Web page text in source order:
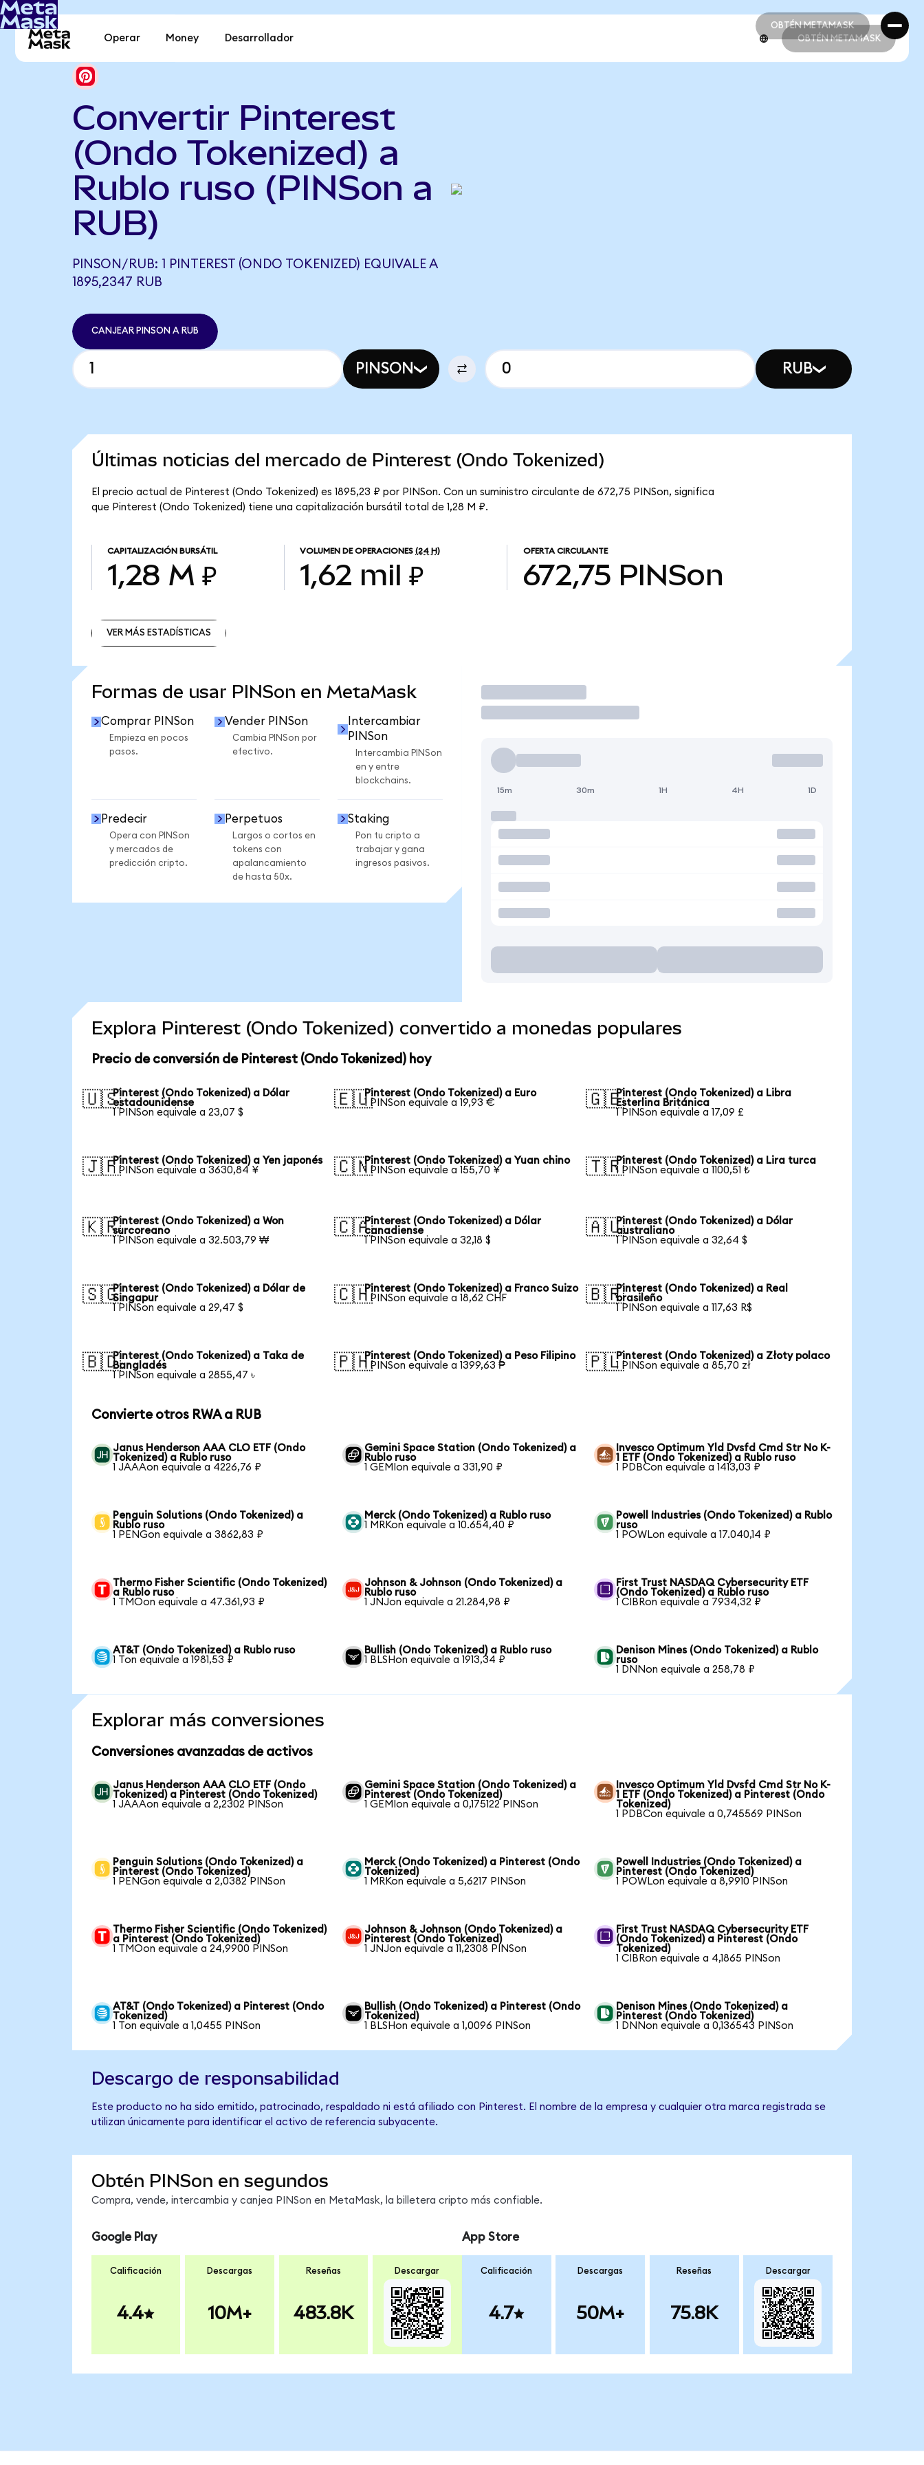
OBTÉN METAMASK
OBTÉN METAMASK
Operar Money Desarrollador OBTÉN METAMASK
Convertir Pinterest
(Ondo Tokenized) a
Rublo ruso (PINSon a
RUB)
PINSON/RUB: 1 PINTEREST (ONDO TOKENIZED) EQUIVALE A
1895,2347 RUB
CANJEAR PINSON A RUB
PINSON RUB
Últimas noticias del mercado de Pinterest (Ondo Tokenized)
El precio actual de Pinterest (Ondo Tokenized) es 1895,23 ₽ por PINSon. Con un suministro circulante de 672,75 PINSon, significa
que Pinterest (Ondo Tokenized) tiene una capitalización bursátil total de 1,28 M ₽.
CAPITALIZACIÓN BURSÁTIL
1,28 M ₽
VOLUMEN DE OPERACIONES (24 H)
1,62 mil ₽
OFERTA CIRCULANTE
672,75 PINSon
VER MÁS ESTADÍSTICAS
Formas de usar PINSon en MetaMask
Comprar PINSon
Empieza en pocos
pasos.
Vender PINSon
Cambia PINSon por
efectivo.
Intercambiar
PINSon
Intercambia PINSon
en y entre
blockchains.
Predecir
Opera con PINSon
y mercados de
predicción cripto.
Perpetuos
Largos o cortos en
tokens con
apalancamiento
de hasta 50x.
Staking
Pon tu cripto a
trabajar y gana
ingresos pasivos.
Operar
15m 30m 1H 4H 1D
Explora Pinterest (Ondo Tokenized) convertido a monedas populares
Precio de conversión de Pinterest (Ondo Tokenized) hoy
🇺🇸Pinterest (Ondo Tokenized) a Dólar
estadounidense
1 PINSon equivale a 23,07 $
🇪🇺Pinterest (Ondo Tokenized) a Euro
1 PINSon equivale a 19,93 €
🇬🇧Pinterest (Ondo Tokenized) a Libra
Esterlina Británica
1 PINSon equivale a 17,09 £
🇯🇵Pinterest (Ondo Tokenized) a Yen japonés
1 PINSon equivale a 3630,84 ¥
🇨🇳Pinterest (Ondo Tokenized) a Yuan chino
1 PINSon equivale a 155,70 ¥
🇹🇷Pinterest (Ondo Tokenized) a Lira turca
1 PINSon equivale a 1100,51 ₺
🇰🇷Pinterest (Ondo Tokenized) a Won
surcoreano
1 PINSon equivale a 32.503,79 ₩
🇨🇦Pinterest (Ondo Tokenized) a Dólar
canadiense
1 PINSon equivale a 32,18 $
🇦🇺Pinterest (Ondo Tokenized) a Dólar
australiano
1 PINSon equivale a 32,64 $
🇸🇬Pinterest (Ondo Tokenized) a Dólar de
Singapur
1 PINSon equivale a 29,47 $
🇨🇭Pinterest (Ondo Tokenized) a Franco Suizo
1 PINSon equivale a 18,62 CHF
🇧🇷Pinterest (Ondo Tokenized) a Real
brasileño
1 PINSon equivale a 117,63 R$
🇧🇩Pinterest (Ondo Tokenized) a Taka de
Bangladés
1 PINSon equivale a 2855,47 ৳
🇵🇭Pinterest (Ondo Tokenized) a Peso Filipino
1 PINSon equivale a 1399,63 ₱
🇵🇱Pinterest (Ondo Tokenized) a Złoty polaco
1 PINSon equivale a 85,70 zł
Convierte otros RWA a RUB
Janus Henderson AAA CLO ETF (Ondo
Tokenized) a Rublo ruso
1 JAAAon equivale a 4226,76 ₽
Gemini Space Station (Ondo Tokenized) a
Rublo ruso
1 GEMIon equivale a 331,90 ₽
Invesco Optimum Yld Dvsfd Cmd Str No K-
1 ETF (Ondo Tokenized) a Rublo ruso
1 PDBCon equivale a 1413,03 ₽
Penguin Solutions (Ondo Tokenized) a
Rublo ruso
1 PENGon equivale a 3862,83 ₽
Merck (Ondo Tokenized) a Rublo ruso
1 MRKon equivale a 10.654,40 ₽
Powell Industries (Ondo Tokenized) a Rublo
ruso
1 POWLon equivale a 17.040,14 ₽
Thermo Fisher Scientific (Ondo Tokenized)
a Rublo ruso
1 TMOon equivale a 47.361,93 ₽
Johnson & Johnson (Ondo Tokenized) a
Rublo ruso
1 JNJon equivale a 21.284,98 ₽
First Trust NASDAQ Cybersecurity ETF
(Ondo Tokenized) a Rublo ruso
1 CIBRon equivale a 7934,32 ₽
AT&T (Ondo Tokenized) a Rublo ruso
1 Ton equivale a 1981,53 ₽
Bullish (Ondo Tokenized) a Rublo ruso
1 BLSHon equivale a 1913,34 ₽
Denison Mines (Ondo Tokenized) a Rublo
ruso
1 DNNon equivale a 258,78 ₽
Explorar más conversiones
Conversiones avanzadas de activos
Janus Henderson AAA CLO ETF (Ondo
Tokenized) a Pinterest (Ondo Tokenized)
1 JAAAon equivale a 2,2302 PINSon
Gemini Space Station (Ondo Tokenized) a
Pinterest (Ondo Tokenized)
1 GEMIon equivale a 0,175122 PINSon
Invesco Optimum Yld Dvsfd Cmd Str No K-
1 ETF (Ondo Tokenized) a Pinterest (Ondo
Tokenized)
1 PDBCon equivale a 0,745569 PINSon
Penguin Solutions (Ondo Tokenized) a
Pinterest (Ondo Tokenized)
1 PENGon equivale a 2,0382 PINSon
Merck (Ondo Tokenized) a Pinterest (Ondo
Tokenized)
1 MRKon equivale a 5,6217 PINSon
Powell Industries (Ondo Tokenized) a
Pinterest (Ondo Tokenized)
1 POWLon equivale a 8,9910 PINSon
Thermo Fisher Scientific (Ondo Tokenized)
a Pinterest (Ondo Tokenized)
1 TMOon equivale a 24,9900 PINSon
Johnson & Johnson (Ondo Tokenized) a
Pinterest (Ondo Tokenized)
1 JNJon equivale a 11,2308 PINSon
First Trust NASDAQ Cybersecurity ETF
(Ondo Tokenized) a Pinterest (Ondo
Tokenized)
1 CIBRon equivale a 4,1865 PINSon
AT&T (Ondo Tokenized) a Pinterest (Ondo
Tokenized)
1 Ton equivale a 1,0455 PINSon
Bullish (Ondo Tokenized) a Pinterest (Ondo
Tokenized)
1 BLSHon equivale a 1,0096 PINSon
Denison Mines (Ondo Tokenized) a
Pinterest (Ondo Tokenized)
1 DNNon equivale a 0,136543 PINSon
Descargo de responsabilidad
Este producto no ha sido emitido, patrocinado, respaldado ni está afiliado con Pinterest. El nombre de la empresa y cualquier otra marca registrada se
utilizan únicamente para identificar el activo de referencia subyacente.
Obtén PINSon en segundos
Compra, vende, intercambia y canjea PINSon en MetaMask, la billetera cripto más confiable.
Google Play
Calificación
4.4
Descargas
10M+
Reseñas
483.8K
Descargar
App Store
Calificación
4.7
Descargas
50M+
Reseñas
75.8K
Descargar